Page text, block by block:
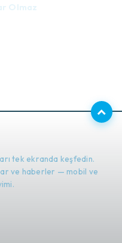
Olmaz
tek ekranda keşfedin.
ve haberler — mobil ve